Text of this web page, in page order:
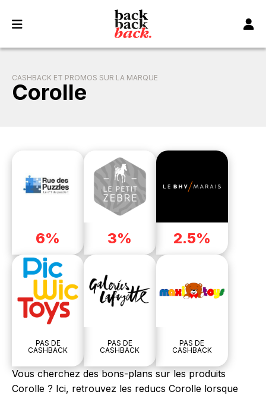
CASHBACK ET PROMOS SUR LA MARQUE
Corolle
6% 3% 2.5%
PAS DE
CASHBACK
PAS DE
CASHBACK
PAS DE
CASHBACK
Vous cherchez des bons-plans sur les produits
Corolle ? Ici, retrouvez les reducs Corolle lorsque